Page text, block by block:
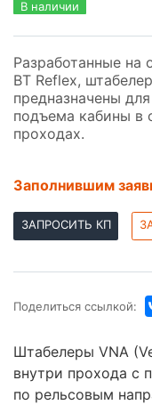
В наличии
Разработанные на
BT Reflex,
предназначены
подъема кабины в
проходах.
Заполнившим
ЗАПРОСИТЬ КП
Поделиться ссылкой:
Штабелеры VNA
внутри прохода с
по рельсовым